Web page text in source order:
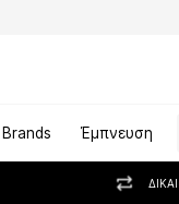
Brands Έμπνευση